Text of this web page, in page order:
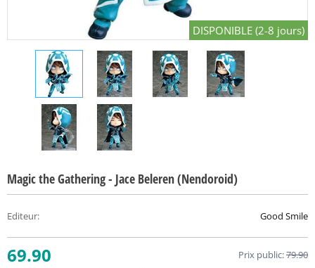
DISPONIBLE (2-8 jours)
Magic the Gathering - Jace Beleren (Nendoroid)
Editeur: Good Smile
69.90 Prix public:79.90